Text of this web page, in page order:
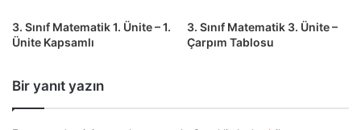
3. Sınıf Matematik 1. Ünite – 1.
Ünite Kapsamlı
3. Sınıf Matematik 3. Ünite –
Çarpım Tablosu
Bir yanıt yazın